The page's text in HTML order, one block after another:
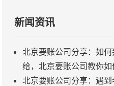
新闻资讯
北京要账公司分享：如
给，北京要账公司教你
北京要账公司分享：遇